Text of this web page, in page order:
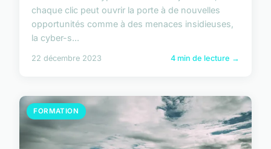
chaque clic peut ouvrir la porte à de nouvelles
opportunités comme à des menaces insidieuses,
la cyber-s...
22 décembre 2023 4 min de lecture →
FORMATION